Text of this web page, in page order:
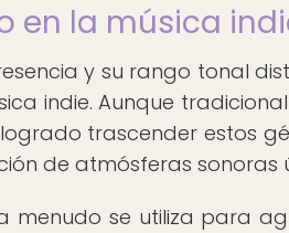
en la música
y su rango tonal
indie. Aunque
trascender estos
de atmósferas sonoras
menudo se utiliza para